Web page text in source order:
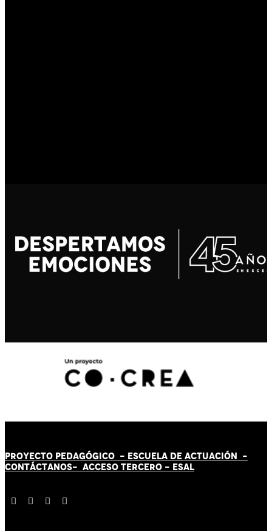
PROYECTO PEDAGÓGICO - ESCUELA DE ACTUACIÓN -
CONTÁCTANOS- ACCESO TERCERO - ESAL